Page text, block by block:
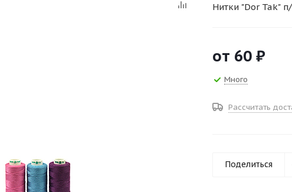
Нитки "Dor Tak"
от 60 ₽
Много
Рассчитать
Поделиться